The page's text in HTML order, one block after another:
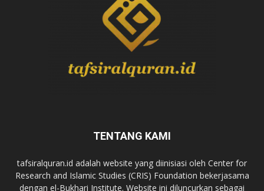
TENTANG KAMI
tafsiralquran.id adalah website yang diinisiasi oleh Center for
Research and Islamic Studies (CRIS) Foundation bekerjasama
dengan el-Bukhari Institute. Website ini diluncurkan sebagai